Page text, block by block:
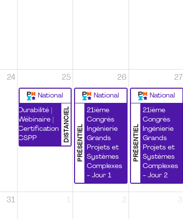
24 25
National
DISTANCIEL
Durabilité |
Wébinaire |
Certification
CSPP
26
National
PRÉSENTIEL
21ième
Congrès
Ingénierie
Grands
Projets et
Systèmes
Complexes
- Jour 1
27
National
PRÉSENTIEL
21ième
Congrès
Ingénierie
Grands
Projets et
Systèmes
Complexes
- Jour 2
31 1 2 3